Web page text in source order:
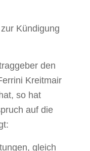
Kündigung
den
Kreitmair
so hat
auf die
gleich